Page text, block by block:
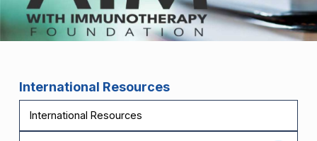
International Resources
International Resources